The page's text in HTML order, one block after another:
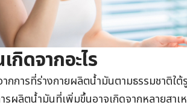
กิดจากอะไร
กการที่ร่างกายผลิตน้ำมันตามธรรมชาติใ
รผลิตน้ำมันที่เพิ่มขึ้นอาจเกิดจากหลายสา